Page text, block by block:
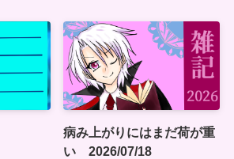
病み上がりにはまだ荷が重
い 2026/07/18